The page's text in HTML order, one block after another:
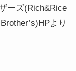
ーズ(Rich&Rice
Brother’s)HPより